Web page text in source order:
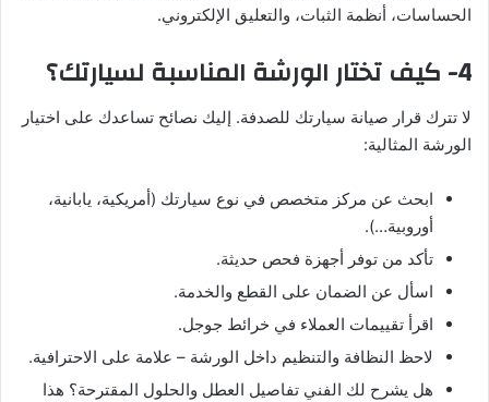
الحساسات، أنظمة الثبات، والتعليق الإلكتروني.
4- كيف تختار الورشة المناسبة لسيارتك؟
لا تترك قرار صيانة سيارتك للصدفة. إليك نصائح تساعدك على اختيار
الورشة المثالية:
ابحث عن مركز متخصص في نوع سيارتك (أمريكية، يابانية،
أوروبية…).
تأكد من توفر أجهزة فحص حديثة.
اسأل عن الضمان على القطع والخدمة.
اقرأ تقييمات العملاء في خرائط جوجل.
لاحظ النظافة والتنظيم داخل الورشة – علامة على الاحترافية.
هل يشرح لك الفني تفاصيل العطل والحلول المقترحة؟ هذا